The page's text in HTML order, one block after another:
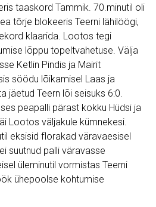
taaskord Tammik. 70.minutil oli
tõrje blokeeris Teerni lähilöögi,
klaarida. Lootos tegi
lõppu topeltvahetuse. Välja
Ketlin Pindis ja Mairit
söödu lõikamisel Laas ja
jäetud Teern lõi seisuks 6:0.
peapalli pärast kokku Hüdsi ja
Lootos väljakule kümnekesi.
eksisid florakad väravaesisel
suutnud palli väravasse
üleminutil vormistas Teerni
ühepoolse kohtumise